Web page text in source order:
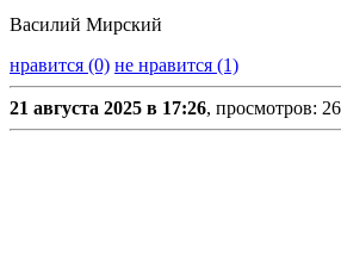
Василий Мирский
нравится (0) не нравится (1)
21 августа 2025 в 17:26, просмотров: